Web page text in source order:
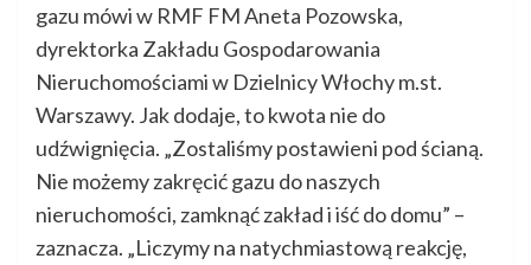
gazu mówi w RMF FM Aneta Pozowska,
dyrektorka Zakładu Gospodarowania
Nieruchomościami w Dzielnicy Włochy m.st.
Warszawy. Jak dodaje, to kwota nie do
udźwignięcia. „Zostaliśmy postawieni pod ścianą.
Nie możemy zakręcić gazu do naszych
nieruchomości, zamknąć zakład i iść do domu” –
zaznacza. „Liczymy na natychmiastową reakcję,